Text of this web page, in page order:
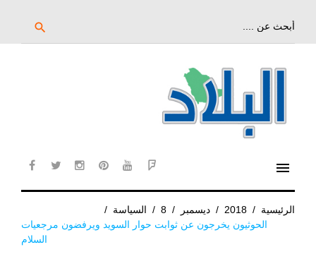
search
menu
الرئيسية /
2018
/ ديسمبر /
8
/ السياسة /
الحوثيون يخرجون عن ثوابت حوار السويد ويرفضون مرجعيات
السلام